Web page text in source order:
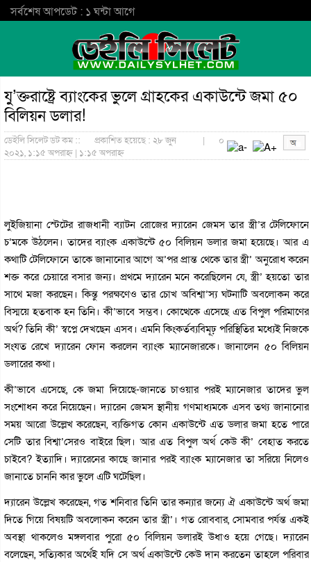
সর্বশেষ আপডেট : ১ ঘন্টা আগে
যু’ক্তরাষ্ট্রে ব্যাংকের ভুলে গ্রাহকের একাউন্টে জমা ৫০
বিলিয়ন ডলার!
ডেইলি সিলেট ডট কম ::
প্রকাশিত হয়েছে : ২৮ জুন
২০২১, ১:১৫ অপরাহ্ন | ১:১৫ অপরাহ্ন
| ০
লুইজিয়ানা স্টেটের রাজধানী ব্যাটন রোজের দ্যারেন জেমস তার স্ত্রী’র টেলিফোনে
চ’মকে উঠলেন। তাদের ব্যাংক একাউন্টে ৫০ বিলিয়ন ডলার জমা হয়েছে। আর এ
কথাটি টেলিফোনে তাকে জানানোর আগে অ’পর প্রান্ত থেকে তার স্ত্রী’ অনুরোধ করেন
শক্ত করে চেয়ারে বসার জন্য। প্রথমে দ্যারেন মনে করেছিলেন যে, স্ত্রী’ হয়তো তার
সাথে মজা করছেন। কিন্তু পরক্ষণেও তার চোখ অবিশ্বা’স্য ঘটনাটি অবলোকন করে
বিস্ময়ে হতবাক হন তিনি। কী’ভাবে সম্ভব। কোত্থেকে এসেছে এত বিপুল পরিমাণের
অর্থ? তিনি কী’ স্বপ্নে দেখছেন এসব। এমনি কিংকর্তব্যবিমূঢ় পরিস্থিতির মধ্যেই নিজকে
সংযত রেখে দ্যারেন ফোন করলেন ব্যাংক ম্যানেজারকে। জানালেন ৫০ বিলিয়ন
ডলারের কথা।
কী’ভাবে এসেছে, কে জমা দিয়েছে-জানতে চাওয়ার পরই ম্যানেজার তাদের ভুল
সংশোধন করে নিয়েছেন। দ্যারেন জেমস স্থানীয় গণমাধ্যমকে এসব তথ্য জানানোর
সময় আরো উল্লেখ করেছেন, ব্যক্তিগত কোন একাউন্টে এত ডলার জমা হতে পারে
সেটি তার বিশ্বা’সেরও বাইরে ছিল। আর এত বিপুল অর্থ কেউ কী’ বেহাত করতে
চাইবে? ইত্যাদি। দ্যারেনের কাছে জানার পরই ব্যাংক ম্যানেজার তা সরিয়ে নিলেও
জানাতে চাননি কার ভুলে এটি ঘটেছিল।
দ্যারেন উল্লেখ করেছেন, গত শনিবার তিনি তার কন্যার জন্যে ঐ একাউন্টে অর্থ জমা
দিতে গিয়ে বিষয়টি অবলোকন করেন তার স্ত্রী’। গত রোববার, সোমবার পর্যন্ত একই
অবস্থা থাকলেও মঙ্গলবার পুরো ৫০ বিলিয়ন ডলারই উধাও হয়ে গেছে। দ্যারেন
বলেছেন, সত্যিকার অর্থেই যদি সে অর্থ একাউন্টে কেউ দান করতেন তাহলে পরিবার